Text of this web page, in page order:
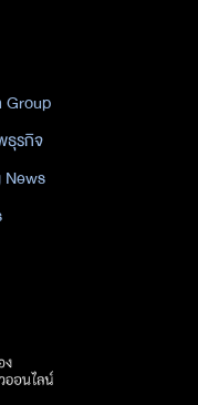
Group
ธุรกิจ
News